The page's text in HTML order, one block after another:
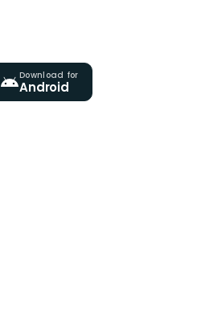
Download for
Android